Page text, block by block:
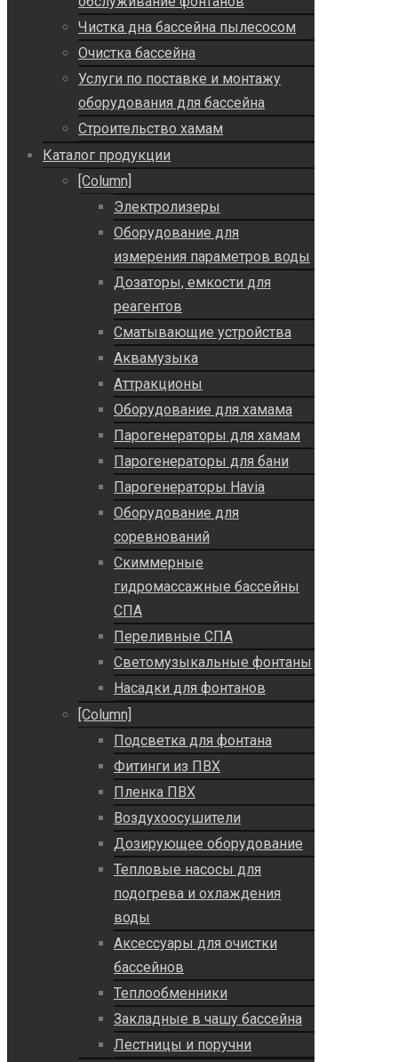
Чистка дна бассейна пылесосом
Очистка бассейна
Услуги по поставке и монтажу
оборудования для бассейна
Строительство хамам
Каталог продукции
[Column]
Электролизеры
Оборудование для
измерения параметров воды
Дозаторы, емкости для
реагентов
Сматывающие устройства
Аквамузыка
Аттракционы
Оборудование для хамама
Парогенераторы для хамам
Парогенераторы для бани
Парогенераторы Havia
Оборудование для
соревнований
Скиммерные
гидромассажные бассейны
СПА
Переливные СПА
Светомузыкальные фонтаны
Насадки для фонтанов
[Column]
Подсветка для фонтана
Фитинги из ПВХ
Пленка ПВХ
Воздухоосушители
Дозирующее оборудование
Тепловые насосы для
подогрева и охлаждения
воды
Аксессуары для очистки
бассейнов
Теплообменники
Закладные в чашу бассейна
Лестницы и поручни